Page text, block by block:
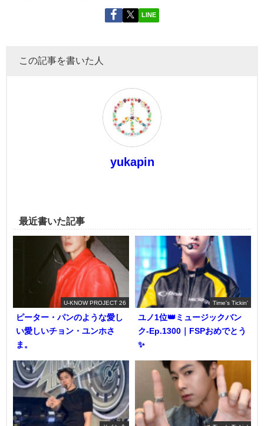
LINE
この記事を書いた人
yukapin
最近書いた記事
U-KNOW PROJECT 26
ピーター・パンのような愛し
い愛しいチョン・ユンホさ
ま。
Time's Tickin'
ユノ1位👑ミュージックバン
ク-Ep.1300｜FSPおめでとう
✨️